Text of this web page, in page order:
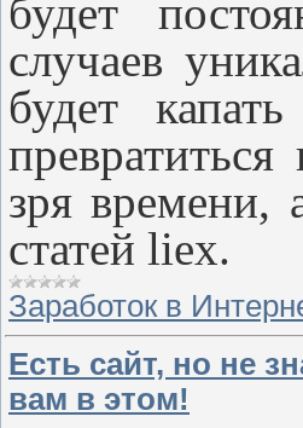
будет
случаев
будет
зря времени,
статей liex.
Заработок в
Есть сайт, но не
вам в этом!